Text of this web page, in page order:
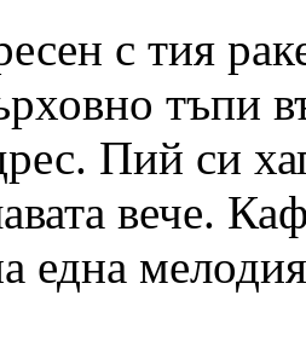
с тия
тъпи
Пий си
вече.
една